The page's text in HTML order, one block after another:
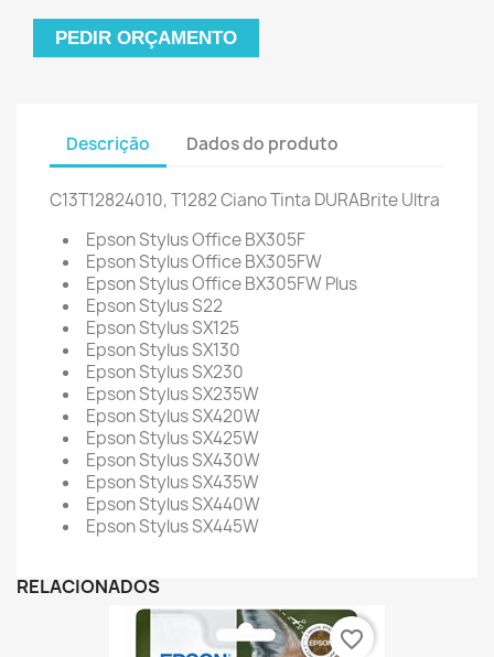
PEDIR ORÇAMENTO
Descrição Dados do produto
C13T12824010, T1282 Ciano Tinta DURABrite Ultra
Epson Stylus Office BX305F
Epson Stylus Office BX305FW
Epson Stylus Office BX305FW Plus
Epson Stylus S22
Epson Stylus SX125
Epson Stylus SX130
Epson Stylus SX230
Epson Stylus SX235W
Epson Stylus SX420W
Epson Stylus SX425W
Epson Stylus SX430W
Epson Stylus SX435W
Epson Stylus SX440W
Epson Stylus SX445W
RELACIONADOS
favorite_border